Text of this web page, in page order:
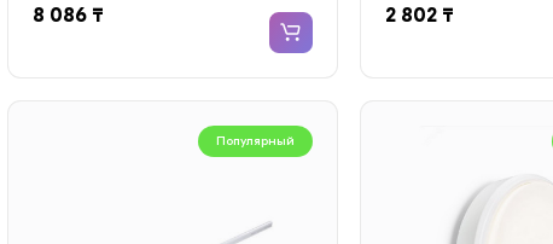
8 086 ₸ 2 802 ₸
Популярный